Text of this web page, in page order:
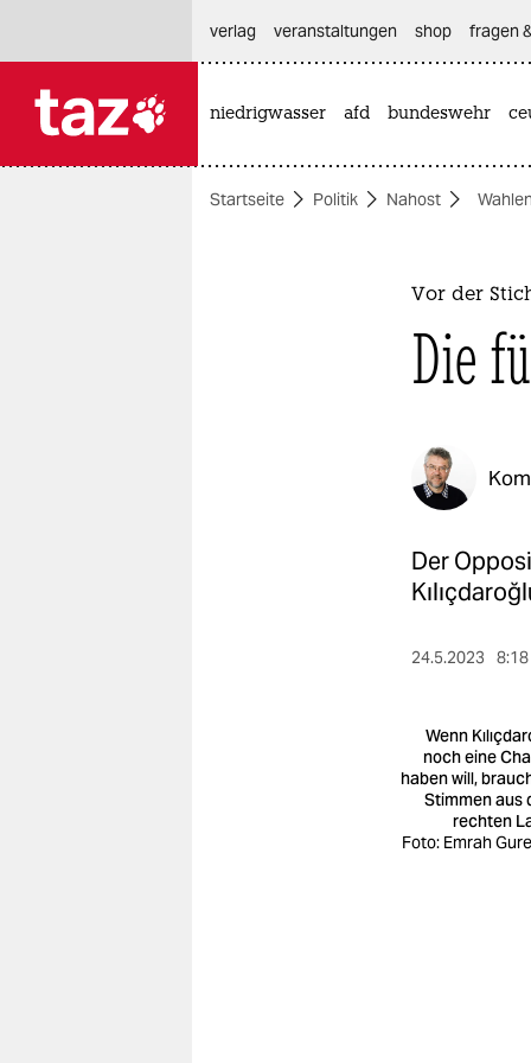
themen
verlag
veranstaltungen shop fragen
niedrigwasser afd bundeswehr
Startseite Politik Nahost
Vor der
Die
Der
24.5.2023
Wenn
noch eine
haben will,
Stimmen aus
rechten
Foto: Emrah